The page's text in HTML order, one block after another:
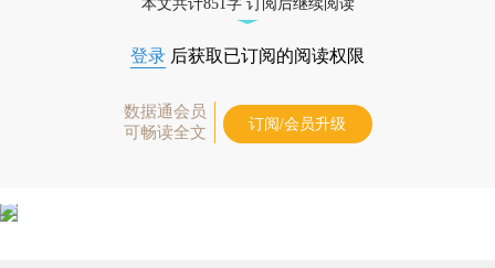
本文共计851字 订阅后继续阅读
登录 后获取已订阅的阅读权限
数据通会员
可畅读全文
订阅/会员升级